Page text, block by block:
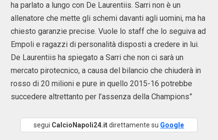
ha parlato a lungo con De Laurentiis. Sarri non è un
allenatore che mette gli schemi davanti agli uomini, ma ha
chiesto garanzie precise. Vuole lo staff che lo seguiva ad
Empoli e ragazzi di personalità disposti a credere in lui.
De Laurentiis ha spiegato a Sarri che non ci sarà un
mercato pirotecnico, a causa del bilancio che chiuderà in
rosso di 20 milioni e pure in quello 2015-16 potrebbe
succedere altrettanto per l’assenza della Champions”
segui CalcioNapoli24.itdirettamente su Google